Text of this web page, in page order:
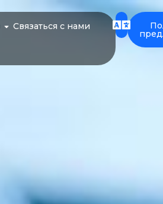
Связаться с нами